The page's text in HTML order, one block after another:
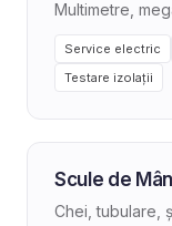
Multimetre,
Service electric
Testare izolații
Scule de
Chei, tubulare,